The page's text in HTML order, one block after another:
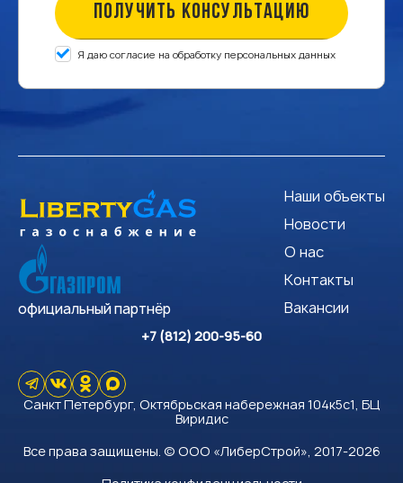
ПОЛУЧИТЬ КОНСУЛЬТАЦИЮ
Я даю согласие на обработку персональных данных
официальный партнёр
Наши объекты
Новости
О нас
Контакты
Вакансии
+7 (812) 200-95-60
Санкт Петербург, Октябрьская набережная 104к5с1, БЦ
Виридис
Все права защищены. © ООО «ЛиберСтрой», 2017-2026